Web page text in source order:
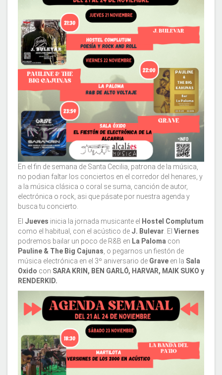
En el fin de semana de Santa Cecilia, patrona de la música,
no podian faltar los conciertos en el corredor del henares, y
a la música clásica o coral se suma, canción de autor,
electrónica o rock, asi que pásate por nuestra agenda y
busca tu concierto.
El Jueves inicia la jornada musicante el Hostel Complutum
como el habitual, con el acústico de J. Bulevar . El Viernes
podremos bailar un poco de R&B en La Paloma con
Pauline & The Big Cajunas , o pegarnos un fiestón de
música electrónica en el 3º aniversario de Grave en la Sala
Oxido con SARA KRIN, BEN GARLÓ, HARVAR, MAIK SUKO y
RENDERKID.